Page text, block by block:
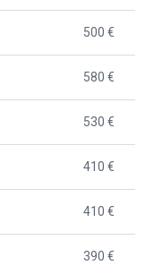
500 €
580 €
530 €
410 €
410 €
390 €